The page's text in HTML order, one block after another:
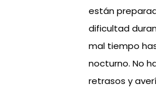
están
dificultad
mal tiempo
nocturno. No
retrasos y